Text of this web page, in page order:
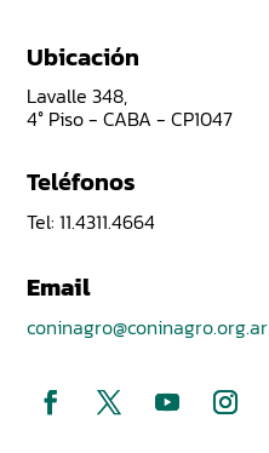
Ubicación
Lavalle 348,
4° Piso - CABA - CP1047
Teléfonos
Tel: 11.4311.4664
Email
coninagro@coninagro.org.ar